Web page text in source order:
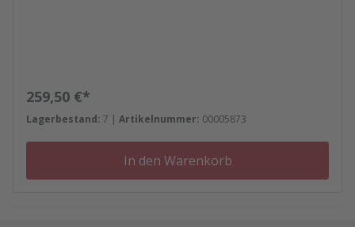
Regulärer Preis:
259,50 €*
Lagerbestand: 7 | Artikelnummer: 00005873
In den Warenkorb